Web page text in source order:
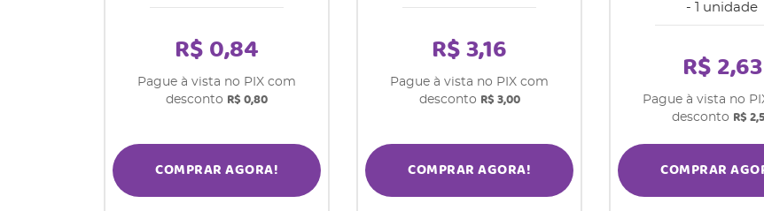
R$ 0,84
Pague à vista no PIX com
desconto R$ 0,80
COMPRAR AGORA!
R$ 3,16
Pague à vista no PIX com
desconto R$ 3,00
COMPRAR AGORA!
- 1 unidade
R$ 2,63
Pague à vista no
desconto R$
COMPRAR